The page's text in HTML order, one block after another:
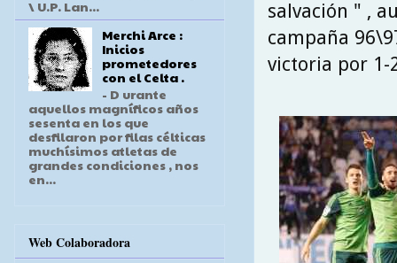
salvación " ,
campaña
victoria por 1-
\ U.P. Lan...
Merchi Arce :
Inicios
prometedores
con el Celta .
- D urante
aquellos magníficos años
sesenta en los que
desfilaron por filas célticas
muchísimos atletas de
grandes condiciones , nos
en...
Web Colaboradora